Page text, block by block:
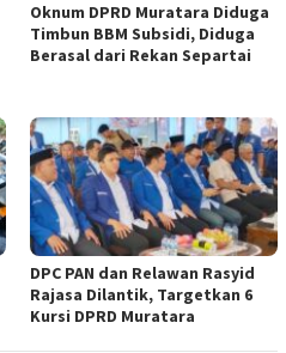
Oknum DPRD Muratara Diduga
Timbun BBM Subsidi, Diduga
Berasal dari Rekan Separtai
DPC PAN dan Relawan Rasyid
Rajasa Dilantik, Targetkan 6
Kursi DPRD Muratara